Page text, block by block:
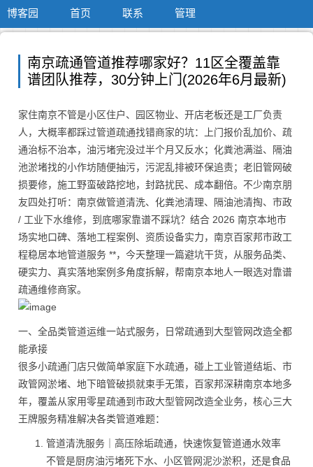
博客园 首页 联系 管理
南京疏通管道推荐哪家好？11区全覆盖靠
谱团队推荐，30分钟上门(2026年6月最新)
家住南京不管是小区住户、园区物业、开店老板还是工厂负责
人，大概率都踩过管道疏通找错商家的坑：上门报价乱加价、疏
通治标不治本，油污堵完没过半个月又反水；化粪池满溢、隔油
池淤堵找的小作坊随便抽污，污泥乱排被环保追责；老旧管网破
损要修，施工野蛮破路挖地，封路扰民、成本翻倍。不少南京朋
友四处打听：南京做管道清洗、化粪池清理、隔油池清掏、市政
/ 工业下水维修，到底哪家靠谱不踩坑？结合 2026 南京本地市
场实地口碑、落地工程案例、资质设备实力，南京百家邦市政工
程稳居本地管道服务 **，今天整理一篇避坑干货，从服务品类、
硬实力、真实落地案例多角度拆解，帮南京本地人一眼选对靠谱
疏通维修商家。
一、全品类管道运维一站式服务，日常疏通到大型管网改造全都
能承接
很多小疏通门店只做简单家庭下水疏通，碰上工业管道结垢、市
政管网淤堵、地下暗管破损就束手无策，百家邦深耕南京本地多
年，覆盖从家用零星疏通到市政大型管网改造全业务，核心三大
王牌服务精准解决各类管道难题：
管道清洗服务｜高压除垢疏通，快速恢复管道通水效率
不管是厨房油污堵死下水、小区管网泥沙淤积，还是食品